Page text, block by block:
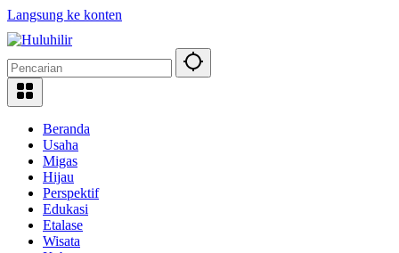
Langsung ke konten
Beranda
Usaha
Migas
Hijau
Perspektif
Edukasi
Etalase
Wisata